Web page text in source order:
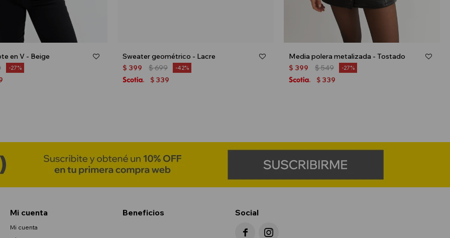
en V - Beige
27
Sweater geométrico - Lacre
$ 399 $699 42
$ 339
Media polera metalizada - Tostado
$ 399 $549 27
$ 339
Mi cuenta
Mi cuenta
Beneficios Social
 